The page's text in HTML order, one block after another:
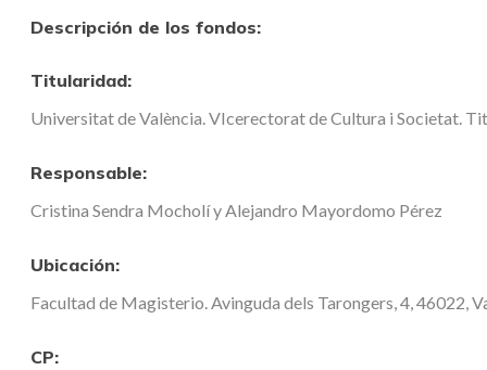
Descripción de los fondos:
Titularidad:
Universitat de València. VIcerectorat de Cultura i Societat.
Responsable:
Cristina Sendra Mocholí y Alejandro Mayordomo Pérez
Ubicación:
Facultad de Magisterio. Avinguda dels Tarongers, 4, 46022,
CP: